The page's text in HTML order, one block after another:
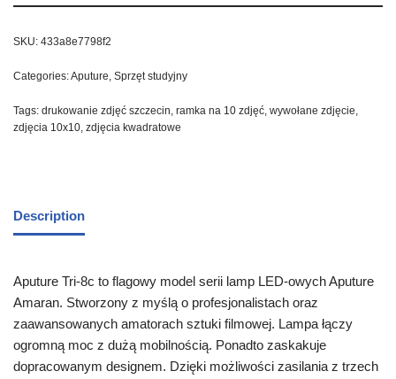
SKU: 433a8e7798f2
Categories:Aputure, Sprzęt studyjny
Tags: drukowanie zdjęć szczecin, ramka na 10 zdjęć, wywołane zdjęcie,
zdjęcia 10x10, zdjęcia kwadratowe
Description
Aputure Tri-8c to flagowy model serii lamp LED-owych Aputure
Amaran. Stworzony z myślą o profesjonalistach oraz
zaawansowanych amatorach sztuki filmowej. Lampa łączy
ogromną moc z dużą mobilnością. Ponadto zaskakuje
dopracowanym designem. Dzięki możliwości zasilania z trzech